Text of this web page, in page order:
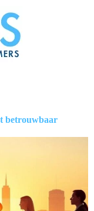
betrouwbaar